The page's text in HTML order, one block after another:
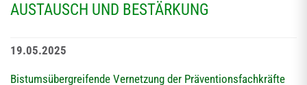
AUSTAUSCH UND BESTÄRKUNG
19.05.2025
Bistumsübergreifende Vernetzung der Präventionsfachkräfte